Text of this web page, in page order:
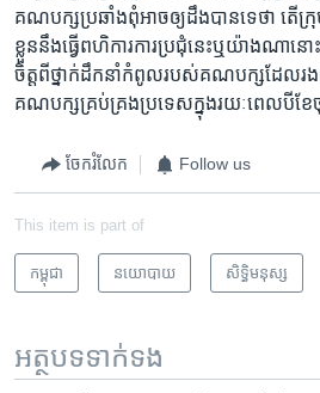
គណបក្ស​ប្រឆាំង​ពុំ​អាច​ឲ្យ​ដឹង​បាន​ទេ​ថា​ តើ​ក្
ខ្លួន​នឹង​ធ្វើ​ពហិការ​ការ​ប្រជុំ​នេះ​ឬយ៉ាង​ណា​ន
ចិត្ត​ពី​ថ្នាក់​ដឹកនាំ​កំពូល​របស់​គណបក្ស​ដែល​រ
គណបក្ស​គ្រប់​គ្រង​ប្រទេស​ក្នុង​រយៈ​ពេល​បី​ខ
ចែករំលែក Follow us
This item is part of
កម្ពុជា នយោបាយ សិទ្ធិ​មនុស្ស
អត្ថបទ​ទាក់ទង